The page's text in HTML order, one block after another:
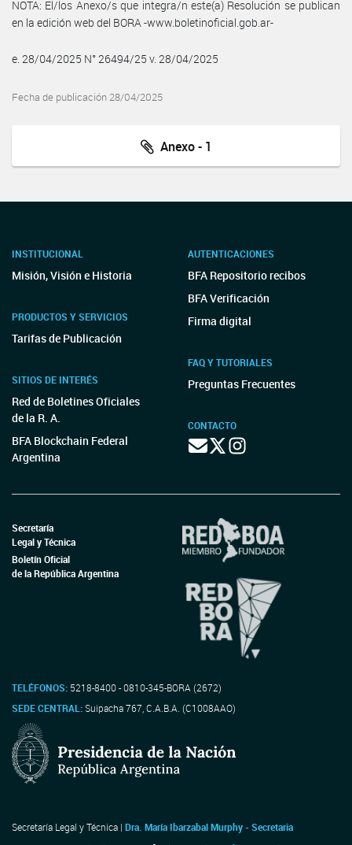
NOTA: El/los Anexo/s que integra/n este(a) Resolución se publican
en la edición web del BORA -www.boletinoficial.gob.ar-
e. 28/04/2025 N° 26494/25 v. 28/04/2025
Fecha de publicación 28/04/2025
Anexo - 1
INSTITUCIONAL
Misión, Visión e Historia
PRODUCTOS Y SERVICIOS
Tarifas de Publicación
SITIOS DE INTERÉS
Red de Boletines Oficiales
de la R. A.
BFA Blockchain Federal
Argentina
AUTENTICACIONES
BFA Repositorio recibos
BFA Verificación
Firma digital
FAQ Y TUTORIALES
Preguntas Frecuentes
CONTACTO
Secretaría
Legal y Técnica
Boletín Oficial
de la República Argentina
TELÉFONOS: 5218-8400 - 0810-345-BORA (2672)
SEDE CENTRAL:Suipacha 767, C.A.B.A. (C1008AAO)
Secretaría Legal y Técnica | Dra. María Ibarzabal Murphy - Secretaria